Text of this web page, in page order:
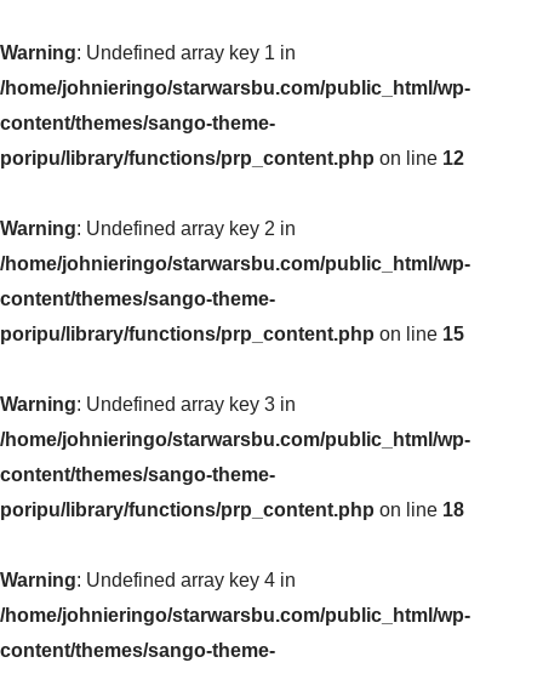
Warning: Undefined array key 1 in
/home/johnieringo/starwarsbu.com/public_html/wp-
content/themes/sango-theme-
poripu/library/functions/prp_content.php on line 12
Warning: Undefined array key 2 in
/home/johnieringo/starwarsbu.com/public_html/wp-
content/themes/sango-theme-
poripu/library/functions/prp_content.php on line 15
Warning: Undefined array key 3 in
/home/johnieringo/starwarsbu.com/public_html/wp-
content/themes/sango-theme-
poripu/library/functions/prp_content.php on line 18
Warning: Undefined array key 4 in
/home/johnieringo/starwarsbu.com/public_html/wp-
content/themes/sango-theme-